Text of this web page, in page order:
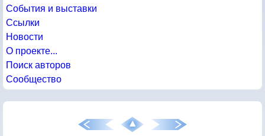
События и выставки
Ссылки
Новости
О проекте...
Поиск авторов
Сообщество